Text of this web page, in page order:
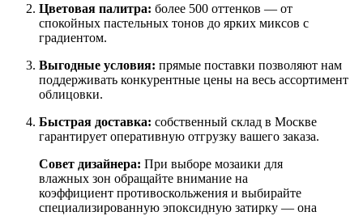
Цветовая палитра: более 500 оттенков — от
спокойных пастельных тонов до ярких миксов с
градиентом.
Выгодные условия: прямые поставки позволяют нам
поддерживать конкурентные цены на весь ассортимент
облицовки.
Быстрая доставка: собственный склад в Москве
гарантирует оперативную отгрузку вашего заказа.
Совет дизайнера: При выборе мозаики для
влажных зон обращайте внимание на
коэффициент противоскольжения и выбирайте
специализированную эпоксидную затирку — она